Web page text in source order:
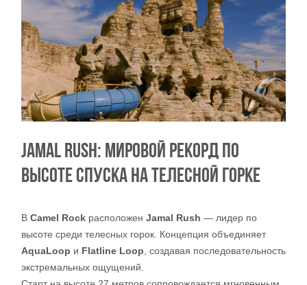
JAMAL RUSH: МИРОВОЙ РЕКОРД ПО
ВЫСОТЕ СПУСКА НА ТЕЛЕСНОЙ ГОРКЕ
В Camel Rock расположен Jamal Rush — лидер по
высоте среди телесных горок. Концепция объединяет
AquaLoop и Flatline Loop , создавая последовательность
экстремальных ощущений.